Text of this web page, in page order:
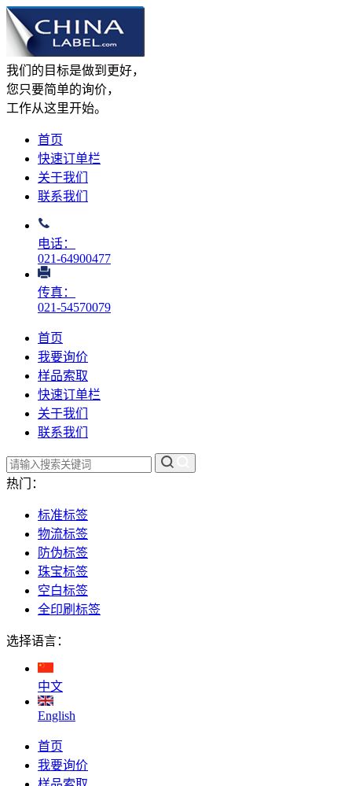
我们的目标是做到更好，
您只要简单的询价，
工作从这里开始。
首页
快速订单栏
关于我们
联系我们
电话：
021-64900477
传真：
021-54570079
首页
我要询价
样品索取
快速订单栏
关于我们
联系我们
热门：
标准标签
物流标签
防伪标签
珠宝标签
空白标签
全印刷标签
选择语言：
中文
English
首页
我要询价